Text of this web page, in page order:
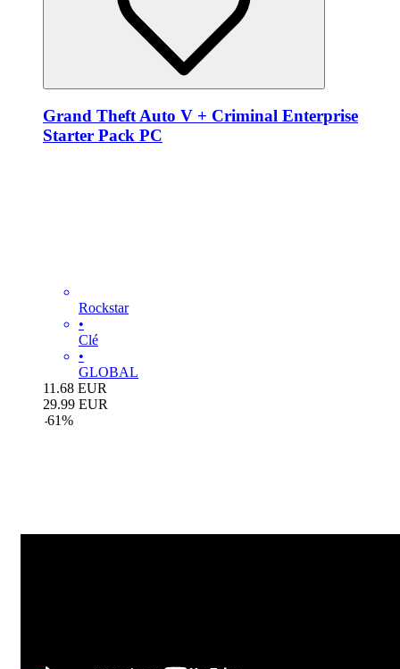
Grand Theft Auto V + Criminal Enterprise
Starter Pack PC
Rockstar
•
Clé
•
GLOBAL
11.68 EUR
29.99 EUR
-61%